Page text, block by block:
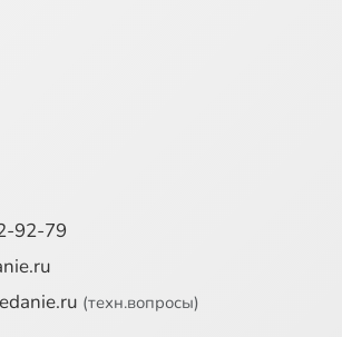
92-79
(техн.вопросы)